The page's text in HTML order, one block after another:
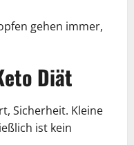
gehen immer,
Diät
Sicherheit. Kleine
ist kein